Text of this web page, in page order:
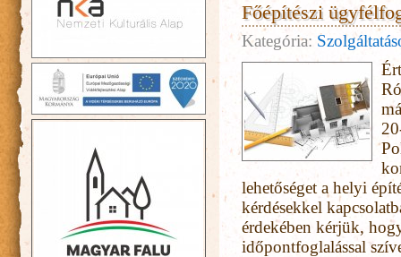
Főépítészi
Kategória:
lehetőséget a helyi
kérdésekkel
érdekében kérjük,
időpontfoglalással